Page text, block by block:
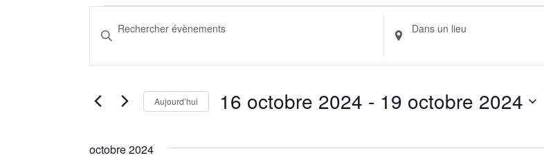
Évènements
Recherche
et
navigation
de
vues
mot-
Évènements
par
clé.
Renseignez
lieu.
Évènements
Aujourd’hui 16 octobre 2024 - 19 octobre 2024
octobre 2024